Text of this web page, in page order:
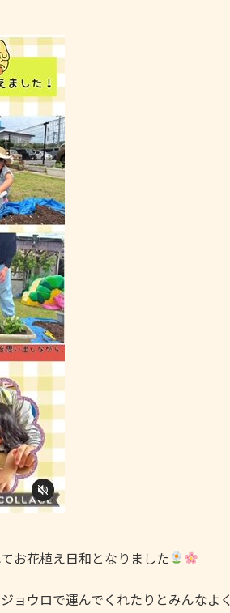
お花植え日和となりました
ョウロで運んでくれたりとみんなよ